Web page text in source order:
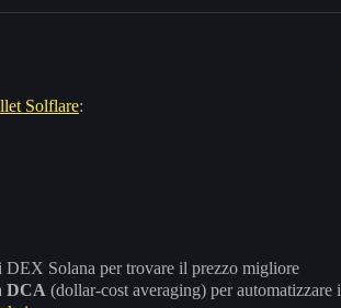
Solflare:
Solana per trovare il prezzo migliore
DCA (dollar-cost averaging) per automatizzare i